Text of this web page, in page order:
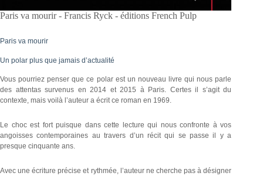
Paris va mourir - Francis Ryck - éditions French Pulp
Paris va mourir
Un polar plus que jamais d’actualité
Vous pourriez penser que ce polar est un nouveau livre qui nous parle
des attentas survenus en 2014 et 2015 à Paris. Certes il s’agit du
contexte, mais voilà l’auteur a écrit ce roman en 1969.
Le choc est fort puisque dans cette lecture qui nous confronte à vos
angoisses contemporaines au travers d’un récit qui se passe il y a
presque cinquante ans.
Avec une écriture précise et rythmée, l’auteur ne cherche pas à désigner